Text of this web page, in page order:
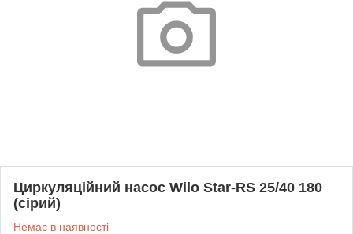
Циркуляційний насос Wilo Star-RS 25/40 180
(сірий)
Немає в наявності